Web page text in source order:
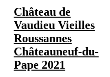
Château de
Vaudieu Vieilles
Roussannes
Châteauneuf-du-
Pape 2021